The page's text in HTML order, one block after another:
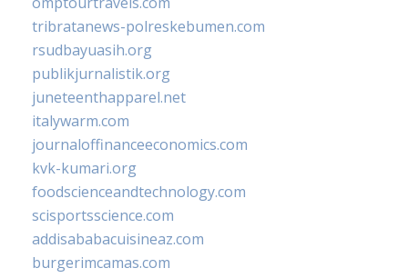
tribratanews-polreskebumen.com
rsudbayuasih.org
publikjurnalistik.org
juneteenthapparel.net
italywarm.com
journaloffinanceeconomics.com
kvk-kumari.org
foodscienceandtechnology.com
scisportsscience.com
addisababacuisineaz.com
burgerimcamas.com